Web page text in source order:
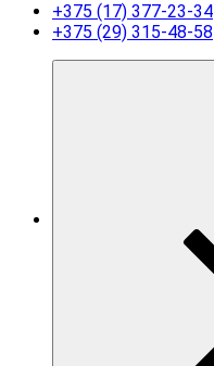
+375 (17) 377-23-34
+375 (29) 315-48-58